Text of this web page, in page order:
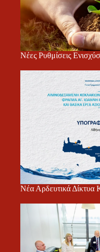
Νέες Ρυθμίσεις
Νέα Αρδευτικά Δίκτυα